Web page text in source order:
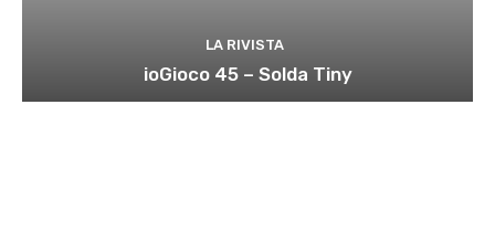
LA RIVISTA
ioGioco 45 – Solda Tiny